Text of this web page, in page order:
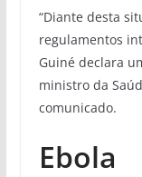
“Diante desta
regulamentos
Guiné declara
ministro da
comunicado.
Ebola